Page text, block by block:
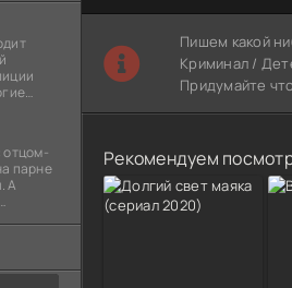
отцом-
парне
А
Пишем какой
Криминал /
Придумайте
Рекомендуем